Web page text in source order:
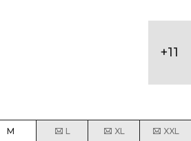
+11
M L XL XXL